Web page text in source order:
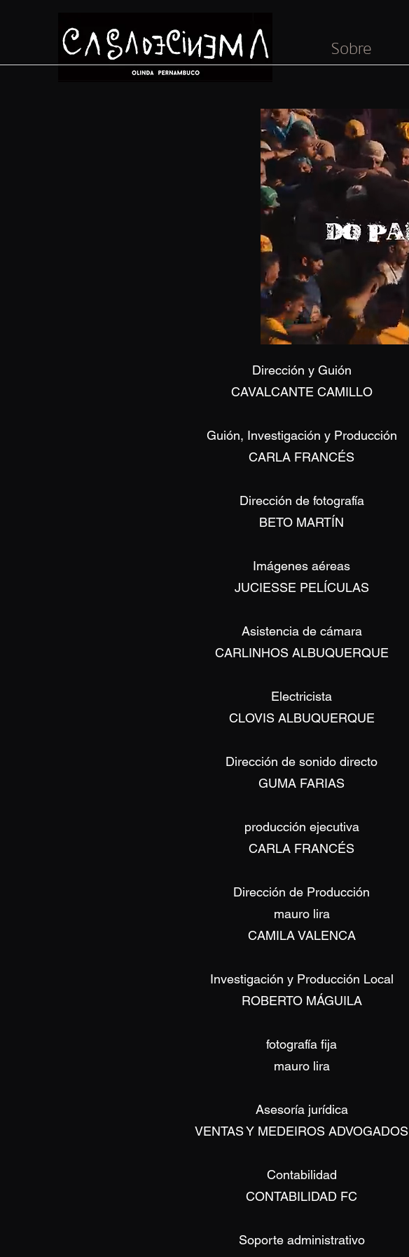
Sobre
Dirección y Guión
CAVALCANTE CAMILLO
Guión, Investigación y Producción
CARLA FRANCÉS
Dirección de fotografía
BETO MARTÍN
Imágenes aéreas
JUCIESSE PELÍCULAS
Asistencia de cámara
CARLINHOS ALBUQUERQUE
Electricista
CLOVIS ALBUQUERQUE
Dirección de sonido directo
GUMA FARIAS
producción ejecutiva
CARLA FRANCÉS
Dirección de Producción
mauro lira
CAMILA VALENCA
Investigación y Producción Local
ROBERTO MÁGUILA
fotografía fija
mauro lira
Asesoría jurídica
VENTAS Y MEDEIROS ADVOGADOS
Contabilidad
CONTABILIDAD FC
Soporte administrativo